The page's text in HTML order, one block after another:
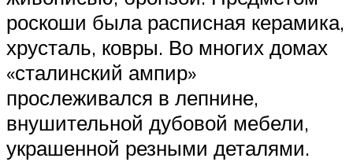
роскоши была расписная керамика,
хрусталь, ковры. Во многих домах
«сталинский ампир»
прослеживался в лепнине,
внушительной дубовой мебели,
украшенной резными деталями.